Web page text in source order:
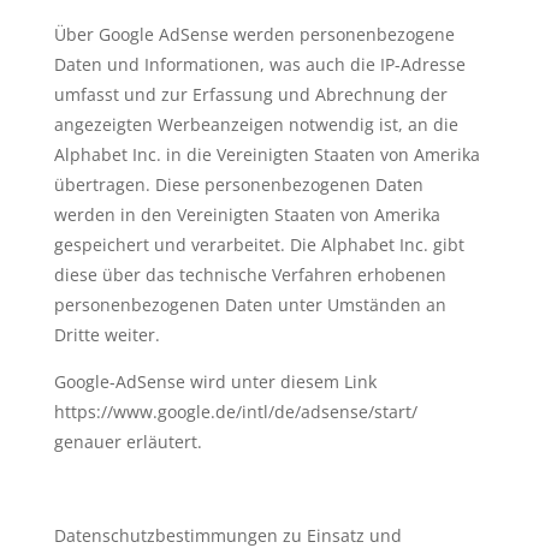
Über Google AdSense werden personenbezogene
Daten und Informationen, was auch die IP-Adresse
umfasst und zur Erfassung und Abrechnung der
angezeigten Werbeanzeigen notwendig ist, an die
Alphabet Inc. in die Vereinigten Staaten von Amerika
übertragen. Diese personenbezogenen Daten
werden in den Vereinigten Staaten von Amerika
gespeichert und verarbeitet. Die Alphabet Inc. gibt
diese über das technische Verfahren erhobenen
personenbezogenen Daten unter Umständen an
Dritte weiter.
Google-AdSense wird unter diesem Link
https://www.google.de/intl/de/adsense/start/
genauer erläutert.
Datenschutzbestimmungen zu Einsatz und